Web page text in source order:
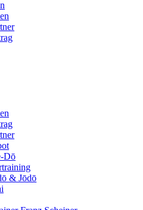
Dō
& Jōdō